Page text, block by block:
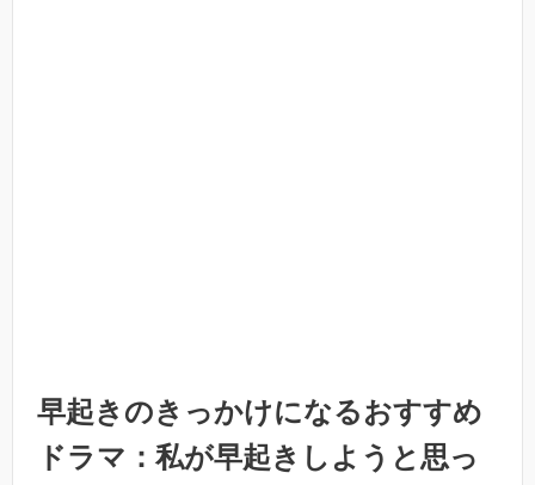
早起きのきっかけになるおすすめ
ドラマ：私が早起きしようと思っ